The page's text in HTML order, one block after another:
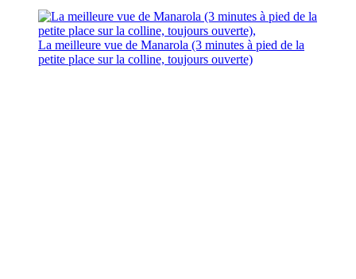
La meilleure vue de Manarola (3 minutes à pied de la
petite place sur la colline, toujours ouverte)